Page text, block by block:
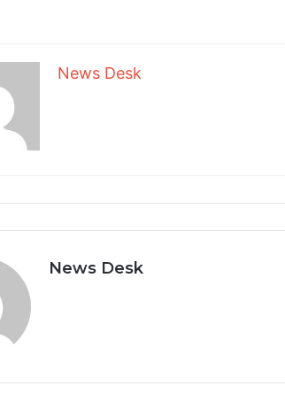
News Desk
News Desk